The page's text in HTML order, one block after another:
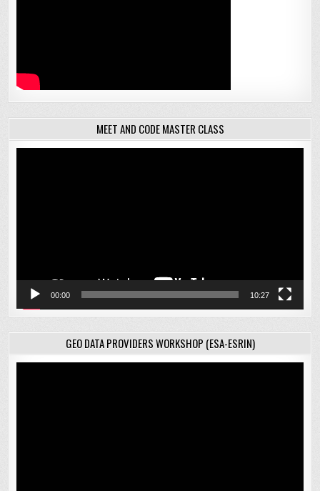
MEET AND CODE MASTER CLASS
00:00 10:27
GEO DATA PROVIDERS WORKSHOP (ESA-ESRIN)